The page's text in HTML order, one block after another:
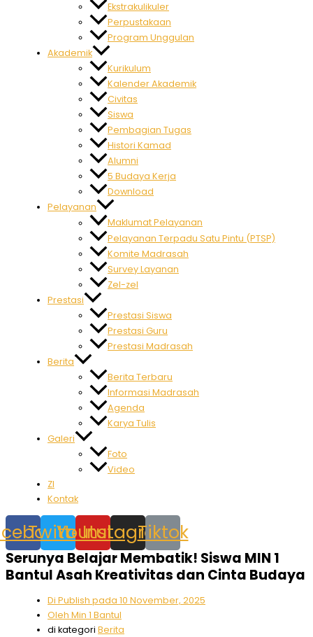
Ekstrakulikuler
Perpustakaan
Program Unggulan
Akademik
Kurikulum
Kalender Akademik
Civitas
Siswa
Pembagian Tugas
Histori Kamad
Alumni
5 Budaya Kerja
Download
Pelayanan
Maklumat Pelayanan
Pelayanan Terpadu Satu Pintu (PTSP)
Komite Madrasah
Survey Layanan
Zel-zel
Prestasi
Prestasi Siswa
Prestasi Guru
Prestasi Madrasah
Berita
Berita Terbaru
Informasi Madrasah
Agenda
Karya Tulis
Galeri
Foto
Video
ZI
Kontak
TwitterYoutube
Instagram
Tiktok
Serunya Belajar Membatik! Siswa MIN 1
Bantul Asah Kreativitas dan Cinta Budaya
Di Publish pada 10 November, 2025
Oleh Min 1 Bantul
di kategori Berita